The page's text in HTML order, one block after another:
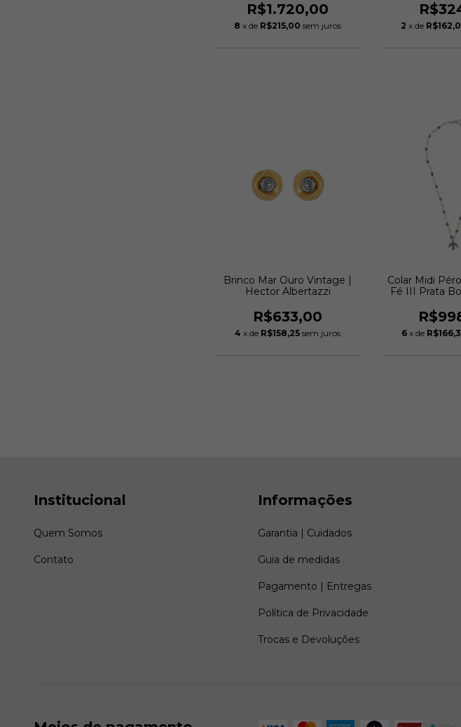
R$1.720,00
8 x de R$215,00 sem juros 2 x de
Brinco Mar Ouro Vintage |
Hector Albertazzi
R$633,00
4 x de R$158,25 sem juros
Colar Midi
Fé III Prata
6 x de
Institucional
Quem Somos
Contato
Informações
Garantia | Cuidados
Guia de medidas
Pagamento | Entregas
Política de Privacidade
Trocas e Devoluções